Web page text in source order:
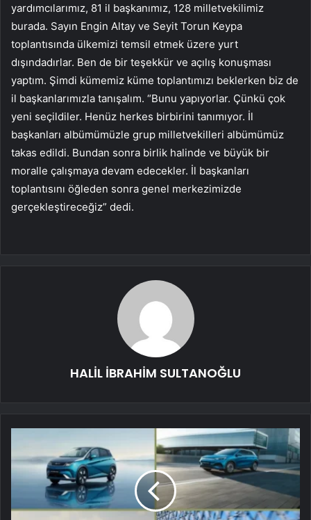
yardımcılarımız, 81 il başkanımız, 128 milletvekilimiz
burada. Sayın Engin Altay ve Seyit Torun Keypa
toplantısında ülkemizi temsil etmek üzere yurt
dışındadırlar. Ben de bir teşekkür ve açılış konuşması
yaptım. Şimdi kümemiz küme toplantımızı beklerken biz de
il başkanlarımızla tanışalım. “Bunu yapıyorlar. Çünkü çok
yeni seçildiler. Henüz herkes birbirini tanımıyor. İl
başkanları albümümüzle grup milletvekilleri albümümüz
takas edildi. Bundan sonra birlik halinde ve büyük bir
moralle çalışmaya devam edecekler. İl başkanları
toplantısını öğleden sonra genel merkezimizde
gerçekleştireceğiz” dedi.
HALİL İBRAHİM SULTANOĞLU